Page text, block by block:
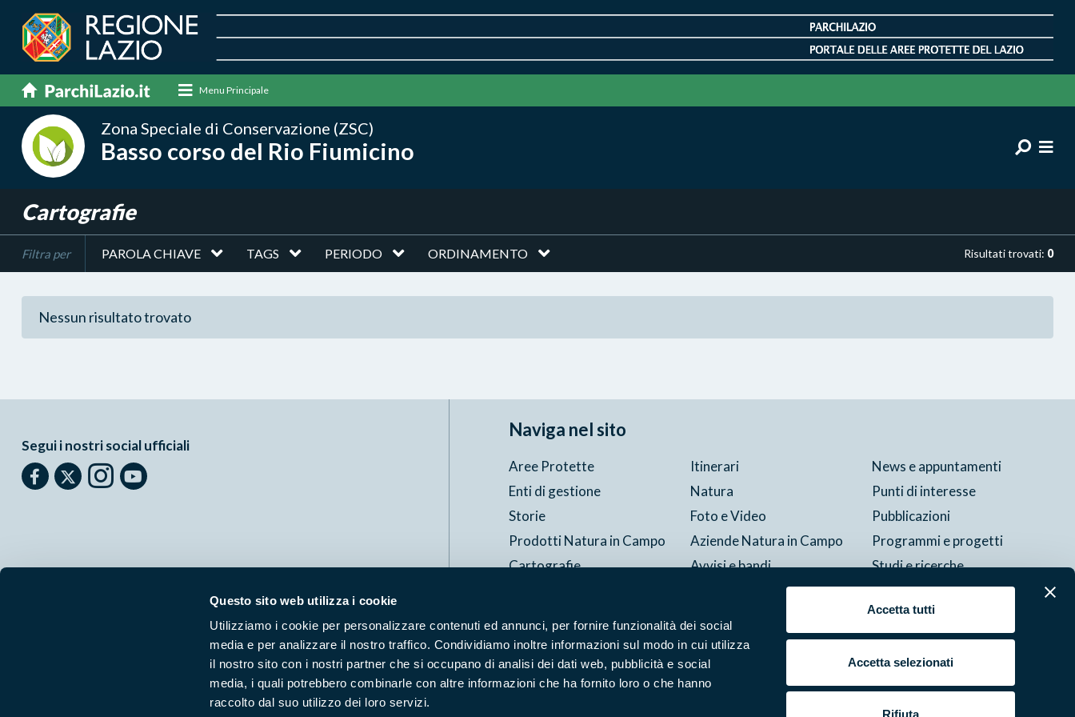
Questo sito web utilizza i cookie
Utilizziamo i cookie per personalizzare contenuti ed annunci, per fornire funzionalità dei social
media e per analizzare il nostro traffico. Condividiamo inoltre informazioni sul modo in cui utilizza
il nostro sito con i nostri partner che si occupano di analisi dei dati web, pubblicità e social
media, i quali potrebbero combinarle con altre informazioni che ha fornito loro o che hanno
raccolto dal suo utilizzo dei loro servizi.
Accetta tutti
Accetta selezionati
Rifiuta
Menu Principale
Zona Speciale di Conservazione (ZSC)
Basso corso del Rio Fiumicino
Cartografie
Filtra per Risultati trovati: 0
PAROLA CHIAVE TAGS PERIODO ORDINAMENTO
Nessun risultato trovato
Segui i nostri social ufficiali
Naviga nel sito
Aree Protette Itinerari
News e appuntamenti
Enti di gestione
Natura
Punti di interesse
Storie
Foto e Video
Pubblicazioni
Prodotti Natura in Campo
Aziende Natura in Campo
Programmi e progetti
Cartografie
Avvisi e bandi
Studi e ricerche
Strutture del parco
- Il materiale del sito è liberamente utilizzabile:leggi il Copyleft Accessibilità Privacy Cookie Preferenze Area riservata